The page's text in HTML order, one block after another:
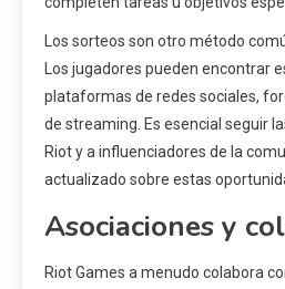
Los sorteos son otro método
Los jugadores pueden encontrar
plataformas de redes sociales,
de streaming. Es esencial seguir
Riot y a influenciadores de la
actualizado sobre estas
Asociaciones y
Riot Games a menudo colabora